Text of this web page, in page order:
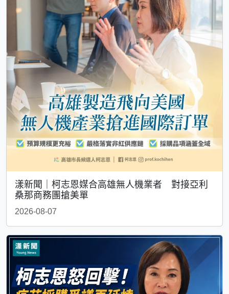
漾新聞｜柯志恩媒合高雄無人機業者 對接亞利
桑那商務團搶美單
2026-08-07